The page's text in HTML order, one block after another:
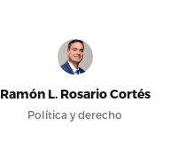
Ramón L. Rosario Cortés
Política y derecho